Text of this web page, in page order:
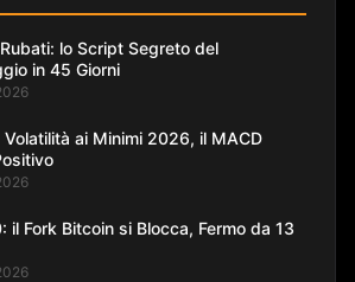
lo Script Segreto del
in 45 Giorni
Volatilità ai Minimi 2026, il MACD
il Fork Bitcoin si Blocca, Fermo da 13